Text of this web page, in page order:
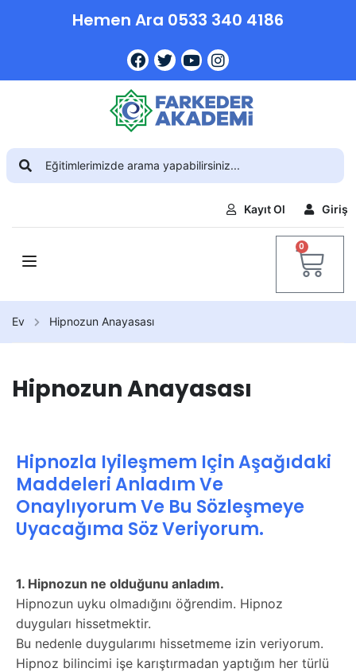
Hemen Ara 0533 340 4186
Kayıt Ol Giriş
0
Ev Hipnozun Anayasası
Hipnozun Anayasası
Hipnozla Iyileşmem Için Aşağıdaki
Maddeleri Anladım Ve
Onaylıyorum Ve Bu Sözleşmeye
Uyacağıma Söz Veriyorum.
1. Hipnozun ne olduğunu anladım.
Hipnozun uyku olmadığını öğrendim. Hipnoz
duyguları hissetmektir.
Bu nedenle duygularımı hissetmeme izin veriyorum.
Hipnoz bilincimi işe karıştırmadan yaptığım her türlü